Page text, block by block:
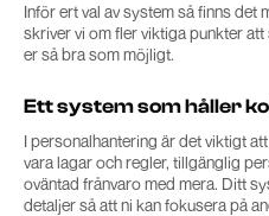
Inför ert val av system så finns det
skriver vi om fler viktiga punkter
er så bra som möjligt.
Ett system som håller
I personalhantering är det viktigt
vara lagar och regler, tillgänglig
oväntad frånvaro med mera. Ditt
detaljer så att ni kan fokusera på